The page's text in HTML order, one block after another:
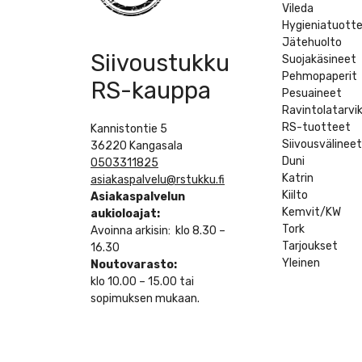
Siivoustukku
RS-kauppa
Kannistontie 5
36220 Kangasala
0503311825
asiakaspalvelu@rstukku.fi
Asiakaspalvelun
aukioloajat:
Avoinna arkisin: klo 8.30 –
16.30
Noutovarasto:
klo 10.00 – 15.00 tai
sopimuksen mukaan.
Vileda
Jätehuolto
Suojakäsineet
Pehmopaperit
Pesuaineet
RS-tuotteet
Siivousvälineet
Duni
Katrin
Kiilto
Kemvit/KW
Tork
Tarjoukset
Yleinen